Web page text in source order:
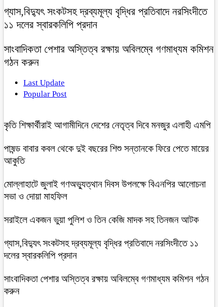
গ্যাস,বিদ্যুৎ সংকটসহ দ্রব্যমূল্য বৃদ্ধির প্রতিবাদে নরসিংদীতে
১১ দলের স্বারকলিপি প্রদান
সাংবাদিকতা পেশার অস্তিত্ব রক্ষায় অবিলম্বে গণমাধ্যম কমিশন
গঠন করুন
Last Update
Popular Post
কৃতি শিক্ষার্থীরাই আগামীদিনে দেশের নেতৃত্ব দিবে মনজুর এলাহী এমপি
পাষন্ড বাবার কবল থেকে দুই বছরের শিশু সন্তানকে ফিরে পেতে মায়ের
আকুতি
মোল্লাহাটে জুলাই গণঅভ্যুত্থান দিবস উপলক্ষে বিএনপির আলোচনা
সভা ও দোয়া মাহফিল
সরাইলে একজন ভুয়া পুলিশ ও তিন কেজি মাদক সহ তিনজন আটক
গ্যাস,বিদ্যুৎ সংকটসহ দ্রব্যমূল্য বৃদ্ধির প্রতিবাদে নরসিংদীতে ১১
দলের স্বারকলিপি প্রদান
সাংবাদিকতা পেশার অস্তিত্ব রক্ষায় অবিলম্বে গণমাধ্যম কমিশন গঠন
করুন